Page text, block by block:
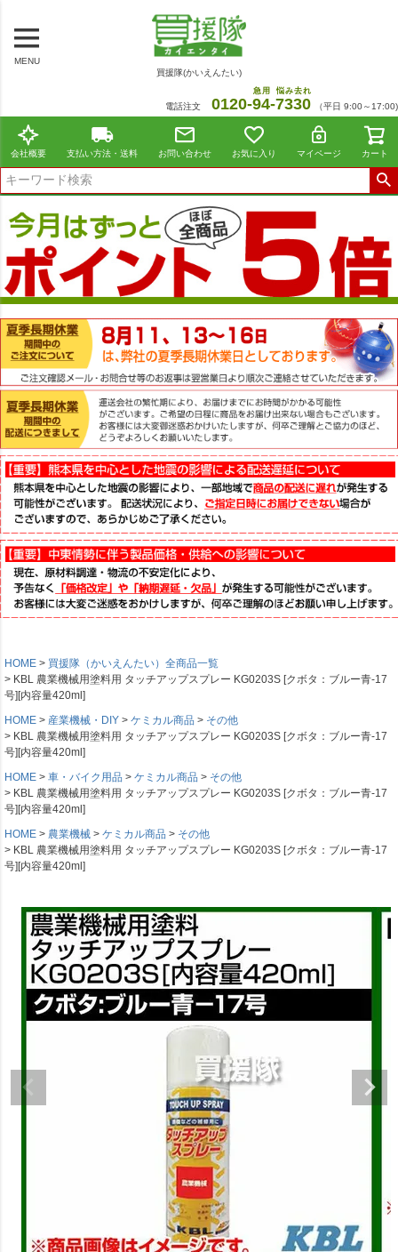
MENU
買援隊(かいえんたい)
電話注文 0120-94
急用
-7330
悩み去れ
（平日 9:00～17:00)
会社概要 支払い方法・送料 お問い合わせ お気に入り マイページ カート
HOME
買援隊（かいえんたい）全商品一覧
KBL 農業機械用塗料用 タッチアップスプレー KG0203S [クボタ：ブルー青-17
号][内容量420ml]
HOME
産業機械・DIY ケミカル商品
その他
KBL 農業機械用塗料用 タッチアップスプレー KG0203S [クボタ：ブルー青-17
号][内容量420ml]
HOME
車・バイク用品 ケミカル商品
その他
KBL 農業機械用塗料用 タッチアップスプレー KG0203S [クボタ：ブルー青-17
号][内容量420ml]
HOME
農業機械 ケミカル商品
その他
KBL 農業機械用塗料用 タッチアップスプレー KG0203S [クボタ：ブルー青-17
号][内容量420ml]